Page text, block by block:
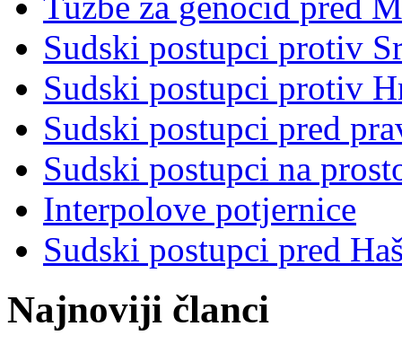
Sudski postupci protiv
Sudski postupci protiv
Sudski postupci pred
Sudski postupci na
Interpolove potjernice
Sudski postupci pred
Najnoviji članci